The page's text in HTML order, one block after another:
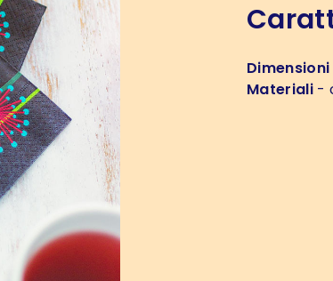
Dimensioni
Materiali-